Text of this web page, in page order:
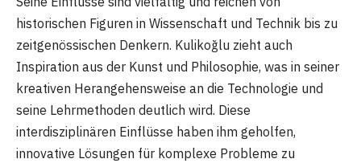
historischen Figuren in Wissenschaft und Technik bis zu
zeitgenössischen Denkern. Kulikoğlu zieht auch
Inspiration aus der Kunst und Philosophie, was in seiner
kreativen Herangehensweise an die Technologie und
seine Lehrmethoden deutlich wird. Diese
interdisziplinären Einflüsse haben ihm geholfen,
innovative Lösungen für komplexe Probleme zu